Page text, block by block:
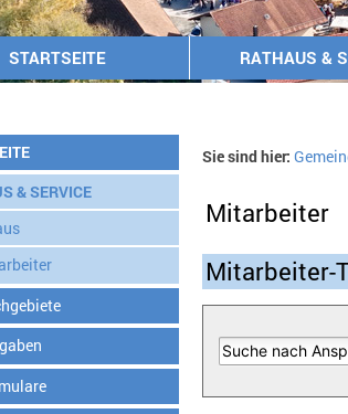
STARTSEITE RATHAUS &
& SERVICE
Sie sind hier:
Mitarbeiter
Mitarbeiter-